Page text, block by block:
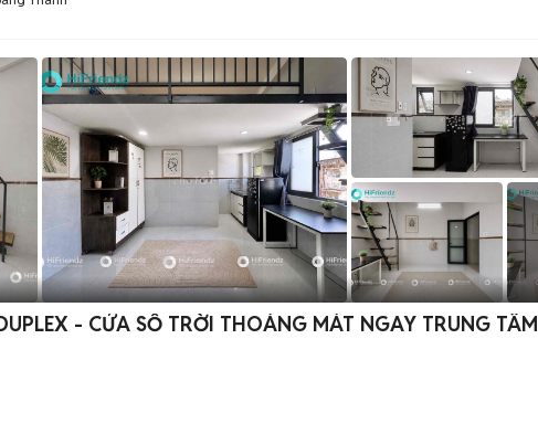
- CỬA SỔ TRỜI THOÁNG MÁT NGAY TRUNG TÂM